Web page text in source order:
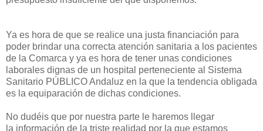
Ya es hora de que se realice una justa financiación para
poder brindar una correcta atención sanitaria a los pacientes
de la Comarca y ya es hora de tener unas condiciones
laborales dignas de un hospital perteneciente al Sistema
Sanitario PÚBLICO Andaluz en la que la tendencia obligada
es la equiparación de dichas condiciones.
No dudéis que por nuestra parte le haremos llegar
la información de la triste realidad por la que estamos